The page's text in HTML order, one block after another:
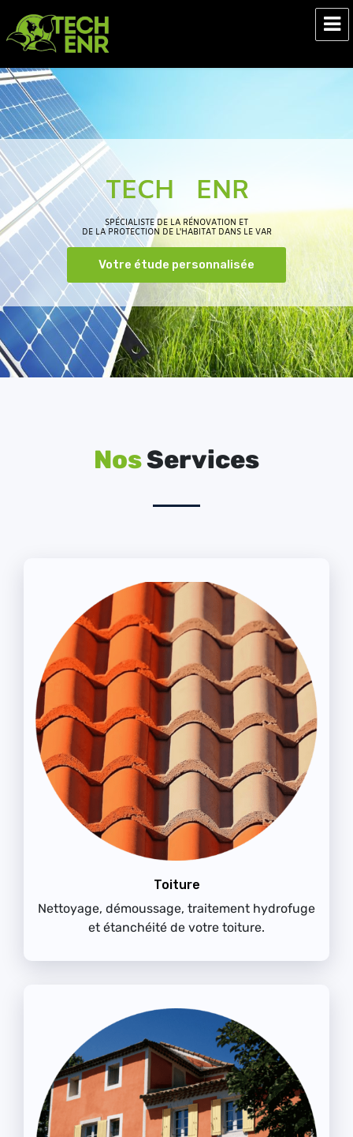
Tech ENR
TECH ENR
SPÉCIALISTE DE LA RÉNOVATION ET
DE LA PROTECTION DE L'HABITAT DANS LE VAR
Votre étude personnalisée
NosServices
Toiture
Nettoyage, démoussage, traitement hydrofuge
et étanchéité de votre toiture.